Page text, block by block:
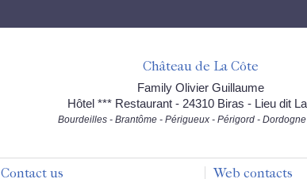
Château de La Côte
Family Olivier Guillaume
Hôtel *** Restaurant - 24310 Biras - Lieu dit
Bourdeilles - Brantôme - Périgueux - Périgord -
Contact us Web contacts